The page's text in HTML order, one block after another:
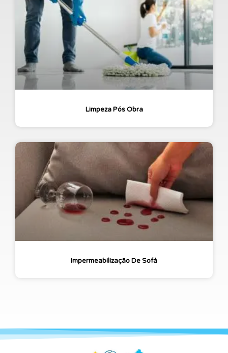
Limpeza Pós Obra
Impermeabilização De Sofá